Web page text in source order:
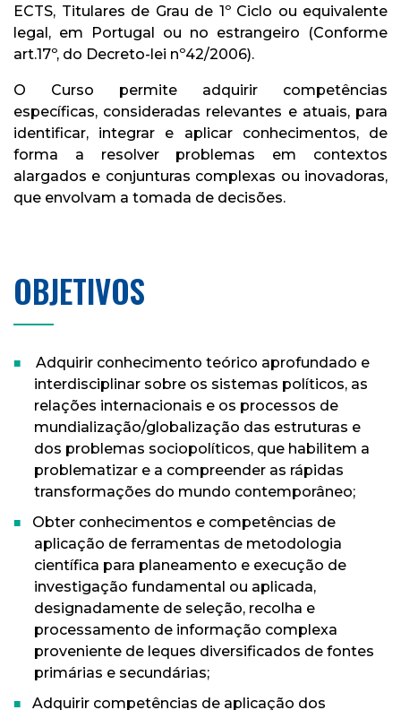
ECTS, Titulares de Grau de 1º Ciclo ou equivalente
legal, em Portugal ou no estrangeiro (Conforme
art.17º, do Decreto-lei nº42/2006).
O Curso permite adquirir competências
específicas, consideradas relevantes e atuais, para
identificar, integrar e aplicar conhecimentos, de
forma a resolver problemas em contextos
alargados e conjunturas complexas ou inovadoras,
que envolvam a tomada de decisões.
OBJETIVOS
Adquirir conhecimento teórico aprofundado e
interdisciplinar sobre os sistemas políticos, as
relações internacionais e os processos de
mundialização/globalização das estruturas e
dos problemas sociopolíticos, que habilitem a
problematizar e a compreender as rápidas
transformações do mundo contemporâneo;
Obter conhecimentos e competências de
aplicação de ferramentas de metodologia
científica para planeamento e execução de
investigação fundamental ou aplicada,
designadamente de seleção, recolha e
processamento de informação complexa
proveniente de leques diversificados de fontes
primárias e secundárias;
Adquirir competências de aplicação dos